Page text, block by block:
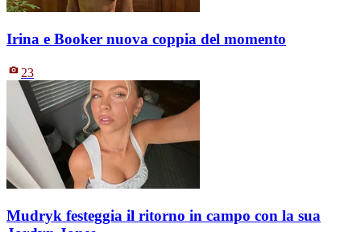
Irina e Booker nuova coppia del momento
23
Mudryk festeggia il ritorno in campo con la sua